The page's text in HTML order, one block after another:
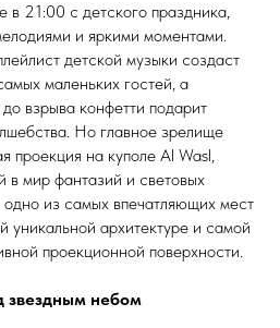
в 21:00 с детского праздника,
и яркими моментами.
детской музыки создаст
маленьких гостей, а
взрыва конфетти подарит
Но главное зрелище
проекция на куполе Al Wasl,
в мир фантазий и световых
из самых впечатляющих мест
уникальной архитектуре и самой
проекционной поверхности.
звездным небом